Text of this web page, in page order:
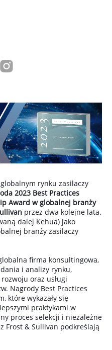
rynku zasilaczy
2023 Best Practices
Award w globalnej branży
przez dwa kolejne lata.
dalej Kehua) jako
branży zasilaczy
firma konsultingowa,
i analizy rynku,
oraz usługi
Nagrody Best Practices
które wykazały się
praktykami w
proces selekcji i niezależne
Frost & Sullivan podkreślają